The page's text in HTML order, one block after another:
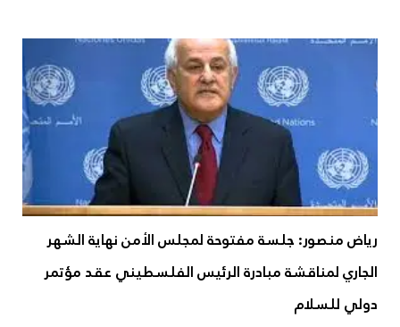
رياض منصور: جلسة مفتوحة لمجلس الأمن نهاية الشهر
الجاري لمناقشة مبادرة الرئيس الفلسطيني عقد مؤتمر
دولي للسلام